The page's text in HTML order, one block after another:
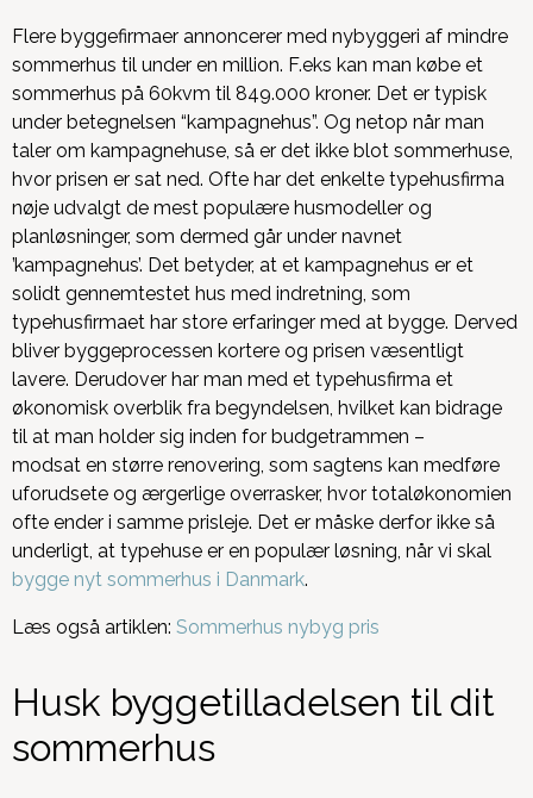
Flere byggefirmaer annoncerer med nybyggeri af mindre
sommerhus til under en million. F.eks kan man købe et
sommerhus på 60kvm til 849.000 kroner. Det er typisk
under betegnelsen “kampagnehus”. Og netop når man
taler om kampagnehuse, så er det ikke blot sommerhuse,
hvor prisen er sat ned. Ofte har det enkelte typehusfirma
nøje udvalgt de mest populære husmodeller og
planløsninger, som dermed går under navnet
’kampagnehus’. Det betyder, at et kampagnehus er et
solidt gennemtestet hus med indretning, som
typehusfirmaet har store erfaringer med at bygge. Derved
bliver byggeprocessen kortere og prisen væsentligt
lavere. Derudover har man med et typehusfirma et
økonomisk overblik fra begyndelsen, hvilket kan bidrage
til at man holder sig inden for budgetrammen –
modsat en større renovering, som sagtens kan medføre
uforudsete og ærgerlige overrasker, hvor totaløkonomien
ofte ender i samme prisleje. Det er måske derfor ikke så
underligt, at typehuse er en populær løsning, når vi skal
bygge nyt sommerhus i Danmark.
Læs også artiklen: Sommerhus nybyg pris
Husk byggetilladelsen til dit
sommerhus